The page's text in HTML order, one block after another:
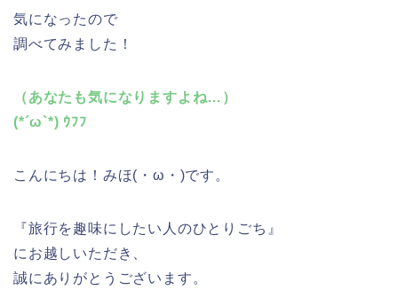
気になったので
調べてみました！
（あなたも気になりますよね…）
(*´ω`*) ｳﾌﾌ
こんにちは！みほ(・ω・)です。
『旅行を趣味にしたい人のひとりごち』
にお越しいただき、
誠にありがとうございます。